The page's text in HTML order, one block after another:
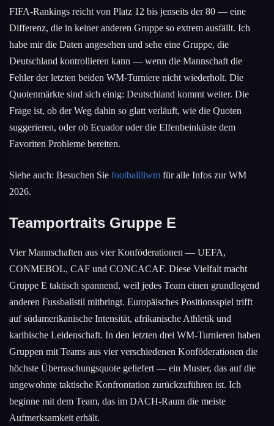
FIFA-Rankings reicht von Platz 12 bis jenseits der 80 — eine
Differenz, die in keiner anderen Gruppe so extrem ausfällt. Ich
habe mir die Daten angesehen und sehe eine Gruppe, die
Deutschland kontrollieren kann — wenn die Mannschaft die
Fehler der letzten beiden WM-Turniere nicht wiederholt. Die
Quotenmärkte sind sich einig: Deutschland kommt weiter. Die
Frage ist, ob der Weg dahin so glatt verläuft, wie die Quoten
suggerieren, oder ob Ecuador oder die Elfenbeinküste dem
Favoriten Probleme bereiten.
Siehe auch: Besuchen Sie footballliwm für alle Infos zur WM
2026.
Teamportraits Gruppe E
Vier Mannschaften aus vier Konföderationen — UEFA,
CONMEBOL, CAF und CONCACAF. Diese Vielfalt macht
Gruppe E taktisch spannend, weil jedes Team einen grundlegend
anderen Fussballstil mitbringt. Europäisches Positionsspiel trifft
auf südamerikanische Intensität, afrikanische Athletik und
karibische Leidenschaft. In den letzten drei WM-Turnieren haben
Gruppen mit Teams aus vier verschiedenen Konföderationen die
höchste Überraschungsquote geliefert — ein Muster, das auf die
ungewohnte taktische Konfrontation zurückzuführen ist. Ich
beginne mit dem Team, das im DACH-Raum die meiste
Aufmerksamkeit erhält.